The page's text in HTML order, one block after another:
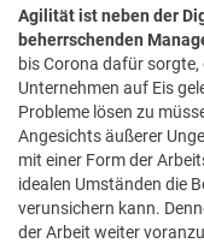
Agilität ist neben der
beherrschenden
bis Corona dafür
Unternehmen auf Eis
Probleme lösen zu
Angesichts äußerer
mit einer Form der
idealen Umständen die
verunsichern kann.
der Arbeit weiter